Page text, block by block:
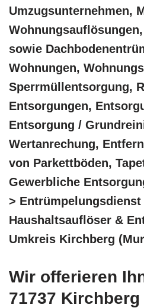
Umzugsunternehmen,
sowie
Wohnungen,
Sperrmüllentsorgung,
Entsorgungen,
Entsorgung /
Wertanrechung,
von Parkettböden,
Gewerbliche
>
Haushaltsauflöser &
Umkreis Kirchberg
Wir offerieren
71737 Kirchberg